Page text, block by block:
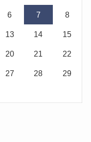
6 7 8
13 14 15
20 21 22
27 28 29